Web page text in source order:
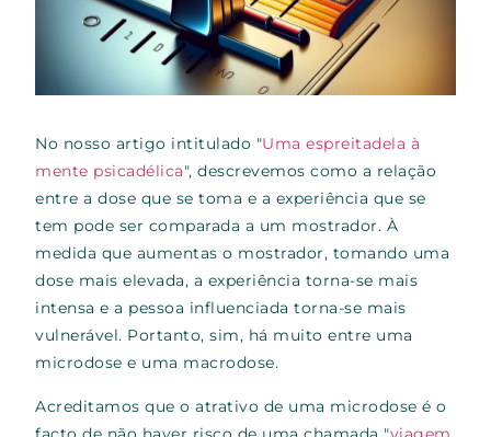
No nosso artigo intitulado "Uma espreitadela à
mente psicadélica", descrevemos como a relação
entre a dose que se toma e a experiência que se
tem pode ser comparada a um mostrador. À
medida que aumentas o mostrador, tomando uma
dose mais elevada, a experiência torna-se mais
intensa e a pessoa influenciada torna-se mais
vulnerável. Portanto, sim, há muito entre uma
microdose e uma macrodose.
Acreditamos que o atrativo de uma microdose é o